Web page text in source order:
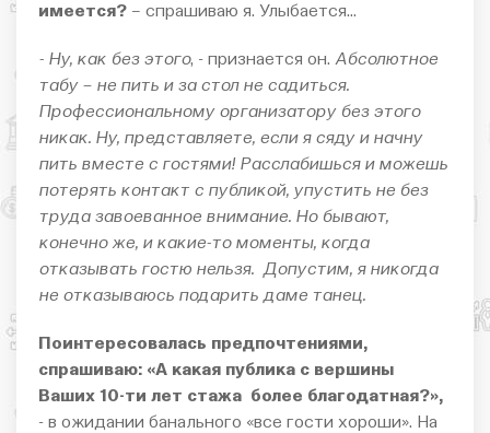
имеется? – спрашиваю я. Улыбается…
- Ну, как без этого, - признается он. Абсолютное
табу – не пить и за стол не садиться.
Профессиональному организатору без этого
никак. Ну, представляете, если я сяду и начну
пить вместе с гостями! Расслабишься и можешь
потерять контакт с публикой, упустить не без
труда завоеванное внимание. Но бывают,
конечно же, и какие-то моменты, когда
отказывать гостю нельзя. Допустим, я никогда
не отказываюсь подарить даме танец.
Поинтересовалась предпочтениями,
спрашиваю: «А какая публика с вершины
Ваших 10-ти лет стажа более благодатная?»,
- в ожидании банального «все гости хороши». На